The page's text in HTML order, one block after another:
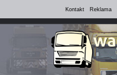
Kontakt Reklama